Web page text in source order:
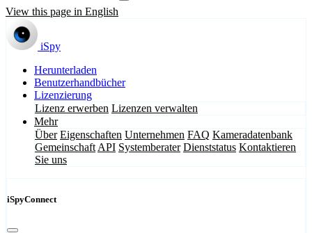
View this page in English
iSpy
Herunterladen
Benutzerhandbücher
Lizenzierung
Lizenz erwerben Lizenzen verwalten
Mehr
Über Eigenschaften Unternehmen FAQ Kameradatenbank
Gemeinschaft API Systemberater Dienststatus Kontaktieren
Sie uns
iSpyConnect